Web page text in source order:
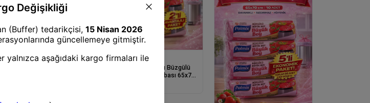
Çöp Torbası
Polmix Çilek Kokulu Büzgülü
Büyük Boy Çöp Torbası 65x70